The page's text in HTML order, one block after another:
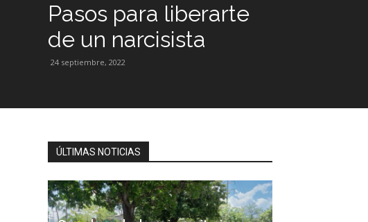
Pasos para liberarte
de un narcisista
24 septiembre, 2022
ÚLTIMAS NOTICIAS